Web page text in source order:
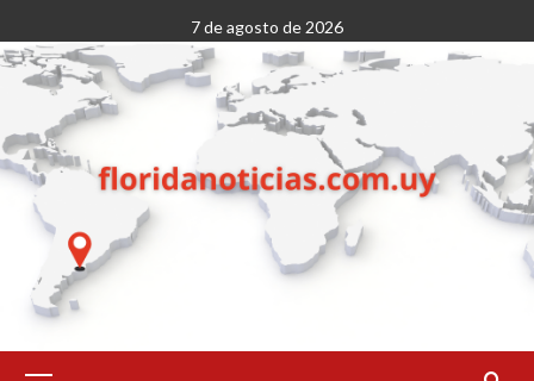
al
contenido
7 de agosto de 2026